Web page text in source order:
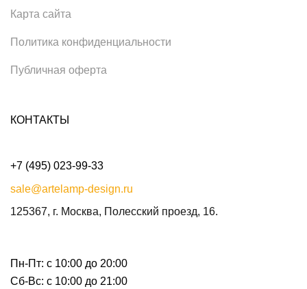
Карта сайта
Политика конфиденциальности
Публичная оферта
КОНТАКТЫ
+7 (495) 023-99-33
sale@artelamp-design.ru
125367, г. Москва, Полесский проезд, 16.
Пн-Пт: с 10:00 до 20:00
Сб-Вс: с 10:00 до 21:00